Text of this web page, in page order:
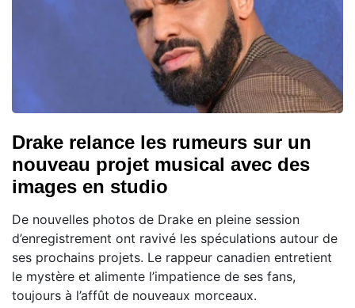
Drake relance les rumeurs sur un
nouveau projet musical avec des
images en studio
De nouvelles photos de Drake en pleine session
d’enregistrement ont ravivé les spéculations autour de
ses prochains projets. Le rappeur canadien entretient
le mystère et alimente l’impatience de ses fans,
toujours à l’affût de nouveaux morceaux.